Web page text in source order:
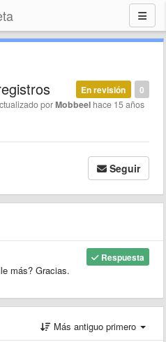
0
En revisión
porMobbeel hace 15 años
Seguir
Respuesta
más? Gracias.
Más antiguo primero